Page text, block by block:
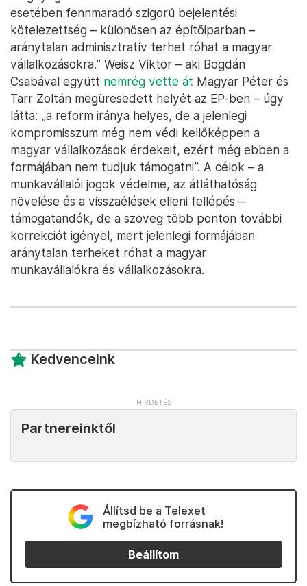
esetében fennmaradó szigorú bejelentési
kötelezettség – különösen az építőiparban –
aránytalan adminisztratív terhet róhat a magyar
vállalkozásokra.” Weisz Viktor – aki Bogdán
Csabával együtt nemrég vette át Magyar Péter és
Tarr Zoltán megüresedett helyét az EP-ben – úgy
látta: „a reform iránya helyes, de a jelenlegi
kompromisszum még nem védi kellőképpen a
magyar vállalkozások érdekeit, ezért még ebben a
formájában nem tudjuk támogatni”. A célok – a
munkavállalói jogok védelme, az átláthatóság
növelése és a visszaélések elleni fellépés –
támogatandók, de a szöveg több ponton további
korrekciót igényel, mert jelenlegi formájában
aránytalan terheket róhat a magyar
munkavállalókra és vállalkozásokra.
Kedvenceink
Partnereinktől
Állítsd be a Telexet
megbízható forrásnak!
Beállítom